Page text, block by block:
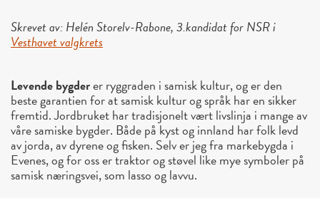
Skrevet av: Helén Storelv-Rabone, 3.kandidat for NSR i
Vesthavet valgkrets
Levende bygderer ryggraden i samisk kultur, og er den
beste garantien for at samisk kultur og språk har en sikker
fremtid. Jordbruket har tradisjonelt vært livslinja i mange av
våre samiske bygder. Både på kyst og innland har folk levd
av jorda, av dyrene og fisken. Selv er jeg fra markebygda i
Evenes, og for oss er traktor og støvel like mye symboler på
samisk næringsvei, som lasso og lavvu.